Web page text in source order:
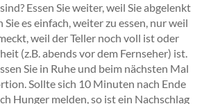
Essen Sie weiter, weil Sie abgelenkt
Sie es einfach, weiter zu essen, nur weil
weil der Teller noch voll ist oder
(z.B. abends vor dem Fernseher) ist.
Sie in Ruhe und beim nächsten Mal
Sollte sich 10 Minuten nach Ende
Hunger melden, so ist ein Nachschlag